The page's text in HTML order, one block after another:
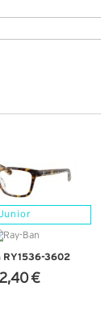
RY1536-3602
€